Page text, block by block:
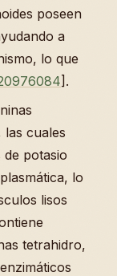
poseen
a
lo que
].
las cuales
de potasio
lo
lisos
tetrahidro,